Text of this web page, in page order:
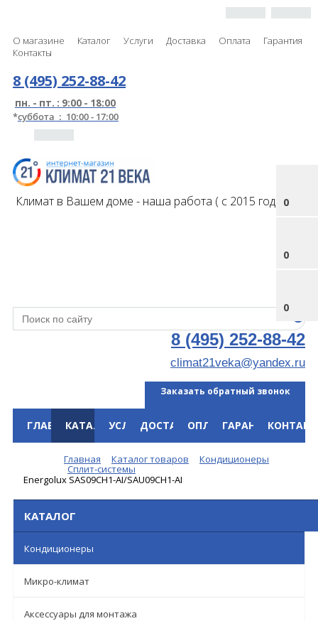
О магазине Каталог Услуги Доставка Оплата
Гарантия
Контакты
0
0
0
8 (495) 252-88-42
пн. - пт. : 9:00 - 18:00
*суббота : 10:00 - 17:00
Климат в Вашем доме - наша работа ( с 2015 года )
8 (495) 252-88-42
climat21veka@yandex.ru
Заказать обратный звонок
ГЛАВНАЯКАТАЛОГУСЛУГИДОСТАВКАОПЛАТАГАРАНТИЯ
Главная Каталог товаров Кондиционеры
Сплит-системы
Energolux SAS09CH1-AI/SAU09CH1-AI
КАТАЛОГ
Кондиционеры
Микро-климат
Аксессуары для монтажа